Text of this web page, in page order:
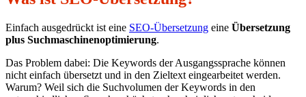
Einfach ausgedrückt ist eine SEO-Übersetzung eine Übersetzung
plus Suchmaschinenoptimierung.
Das Problem dabei: Die Keywords der Ausgangssprache können
nicht einfach übersetzt und in den Zieltext eingearbeitet werden.
Warum? Weil sich die Suchvolumen der Keywords in den